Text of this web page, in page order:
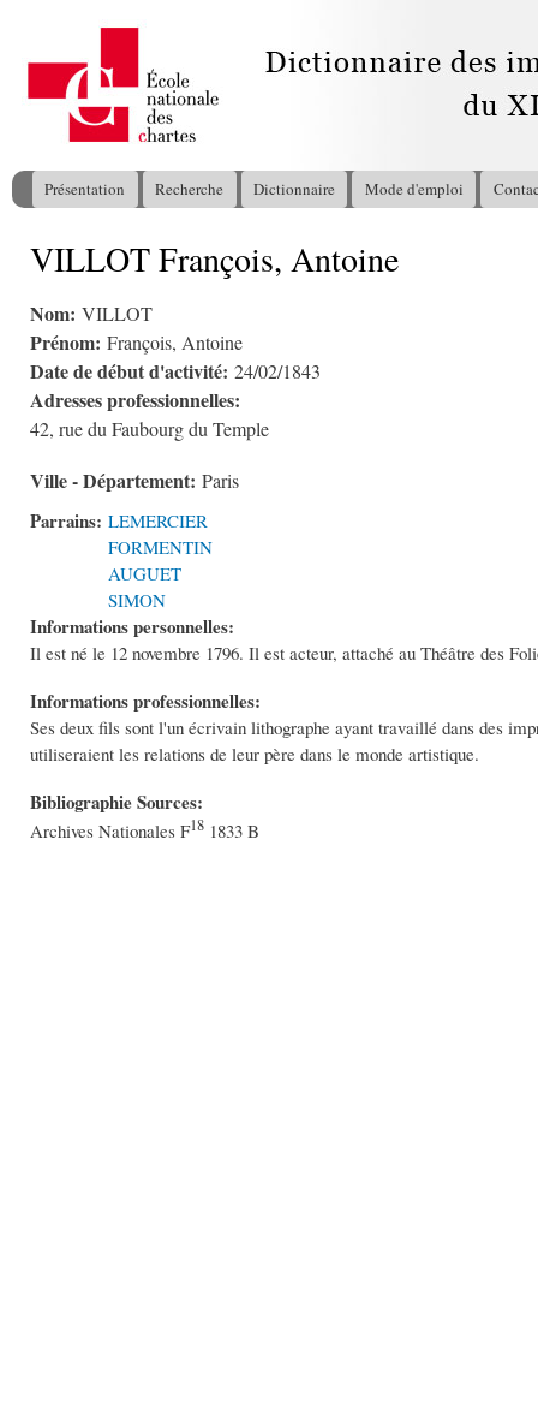
Menu principal
Présentation Recherche Dictionnaire Mode d'emploi
Vous êtes ici
VILLOT François, Antoine
Nom: VILLOT
Prénom: François, Antoine
Date de début d'activité: 24/02/1843
Adresses professionnelles:
42, rue du Faubourg du Temple
Ville - Département: Paris
Parrains: LEMERCIER
FORMENTIN
AUGUET
SIMON
Informations personnelles:
Il est né le 12 novembre 1796. Il est acteur, attaché au Théâtre des
Informations professionnelles:
Ses deux fils sont l'un écrivain lithographe ayant travaillé dans des
utiliseraient les relations de leur père dans le monde artistique.
Bibliographie Sources:
Archives Nationales F18 1833 B